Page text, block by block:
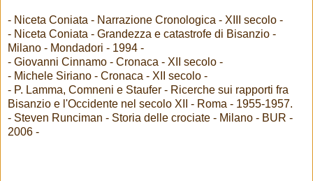
- Niceta Coniata - Narrazione Cronologica - XIII secolo -
- Niceta Coniata - Grandezza e catastrofe di Bisanzio -
Milano - Mondadori - 1994 -
- Giovanni Cinnamo - Cronaca - XII secolo -
- Michele Siriano - Cronaca - XII secolo -
- P. Lamma, Comneni e Staufer - Ricerche sui rapporti fra
Bisanzio e l'Occidente nel secolo XII - Roma - 1955-1957.
- Steven Runciman - Storia delle crociate - Milano - BUR -
2006 -